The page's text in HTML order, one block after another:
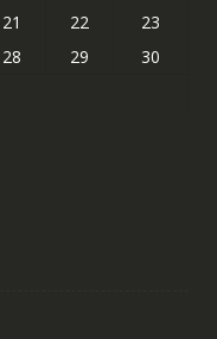
21 22
23
28 29
30